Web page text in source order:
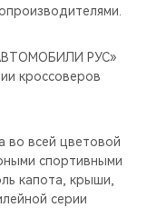
РУС»
кроссоверов
во всей цветовой
спортивными
капота, крыши,
серии